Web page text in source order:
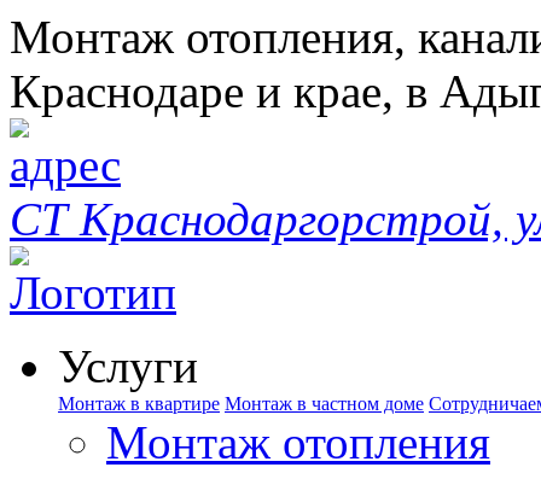
Монтаж отопления,
Краснодаре и крае, в
СТ Краснодаргорстрой,
Услуги
Монтаж в квартире Монтаж в частном доме
Монтаж отопления